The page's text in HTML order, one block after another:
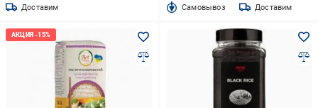
Доставим Cамовывоз Доставим